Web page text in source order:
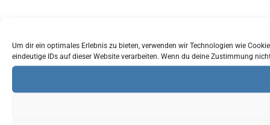
Um dir ein optimales Erlebnis zu bieten, verwenden wir Technologien wie
eindeutige IDs auf dieser Website verarbeiten. Wenn du deine Zustimmung